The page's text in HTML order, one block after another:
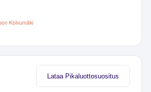
Koivumäki
Lataa Pikaluottosuositus